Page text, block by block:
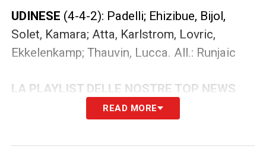
UDINESE (4-4-2): Padelli; Ehizibue, Bijol,
Solet, Kamara; Atta, Karlstrom, Lovric,
Ekkelenkamp; Thauvin, Lucca. All.: Runjaic
LA PLAYLIST DELLE NOSTRE TOP NEWS
READ MORE